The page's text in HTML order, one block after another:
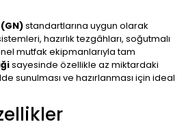
standartlarına uygun olarak
hazırlık tezgâhları, soğutmalı
mutfak ekipmanlarıyla tam
sayesinde özellikle az miktardaki
sunulması ve hazırlanması için ideal